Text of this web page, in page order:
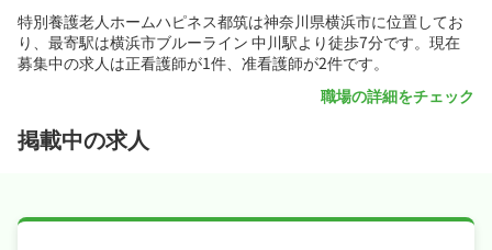
特別養護老人ホームハピネス都筑は神奈川県横浜市に位置してお
り、最寄駅は横浜市ブルーライン 中川駅より徒歩7分です。現在
募集中の求人は正看護師が1件、准看護師が2件です。
職場の詳細をチェック
掲載中の求人